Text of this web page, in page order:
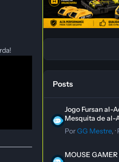
Posts
Jogo Fursan al-
Mesquita de al-
PorGG Mestre, ·
MOUSE